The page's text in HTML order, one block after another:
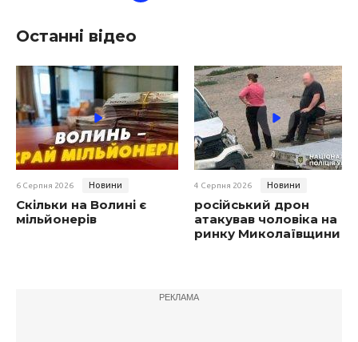
Останні відео
6 Серпня 2026 Новини
Скільки на Волині є
мільйонерів
4 Серпня 2026 Новини
російський дрон
атакував чоловіка на
ринку Миколаївщини
РЕКЛАМА